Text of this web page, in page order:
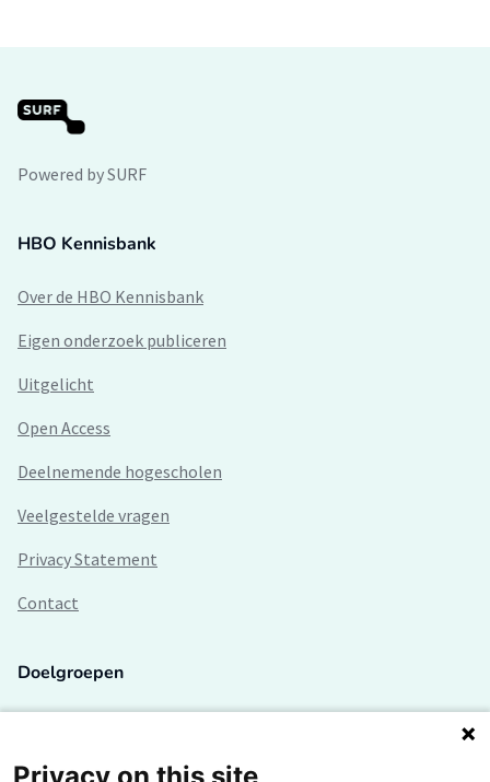
Powered by SURF
HBO Kennisbank
Over de HBO Kennisbank
Eigen onderzoek publiceren
Uitgelicht
Open Access
Deelnemende hogescholen
Veelgestelde vragen
Privacy Statement
Contact
Doelgroepen
Lectoren en onderzoekers